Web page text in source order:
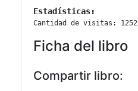
Estadísticas:
Cantidad de visitas: 1252
Ficha del libro
Compartir libro: